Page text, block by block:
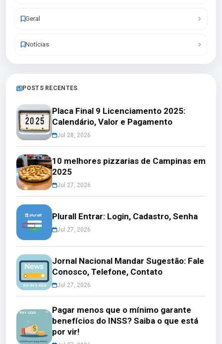
Geral
Notícias
POSTS RECENTES
Placa Final 9 Licenciamento 2025:
Calendário, Valor e Pagamento
Jul 28, 2026
10 melhores pizzarias de Campinas em
2025
Jul 27, 2026
Plurall Entrar: Login, Cadastro, Senha
Jul 27, 2026
Jornal Nacional Mandar Sugestão: Fale
Conosco, Telefone, Contato
Jul 27, 2026
Pagar menos que o mínimo garante
benefícios do INSS? Saiba o que está
por vir!